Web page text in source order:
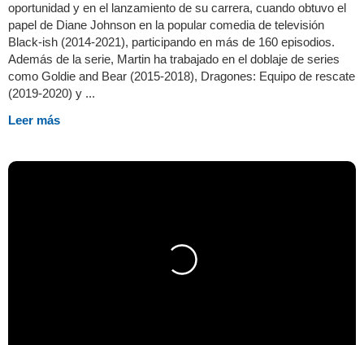
oportunidad y en el lanzamiento de su carrera, cuando obtuvo el
papel de Diane Johnson en la popular comedia de televisión
Black-ish (2014-2021), participando en más de 160 episodios.
Además de la serie, Martin ha trabajado en el doblaje de series
como Goldie and Bear (2015-2018), Dragones: Equipo de rescate
(2019-2020) y ...
Leer más